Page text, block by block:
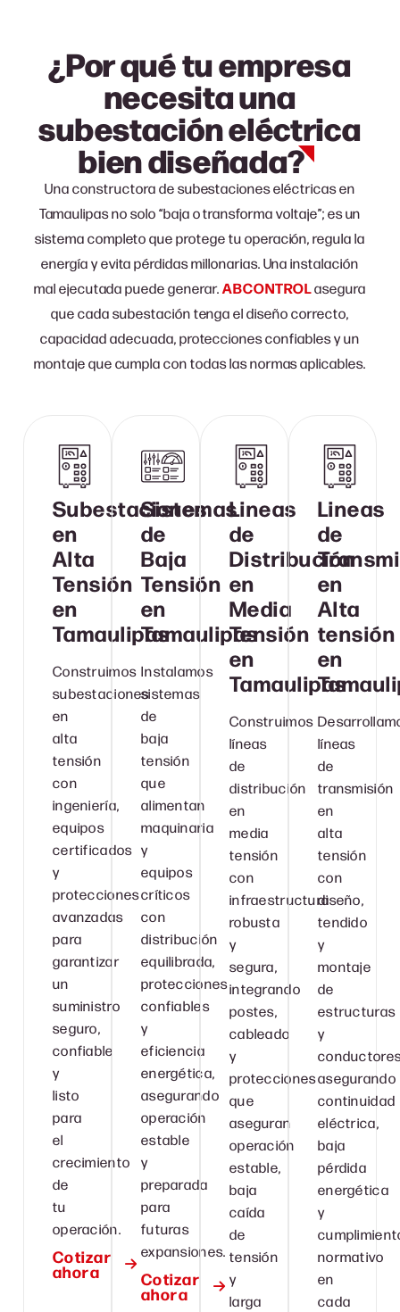
¿Por qué tu empresa
necesita una
subestación eléctrica
biendiseñada?
Una constructora de subestaciones eléctricas en
Tamaulipasno solo “baja o transforma voltaje”; es un
sistema completo que protege tu operación, regula la
energía y evita pérdidas millonarias. Una instalación
mal ejecutada puede generar.ABCONTROLasegura
que cada subestación tenga el diseño correcto,
capacidad adecuada, protecciones confiables y un
montaje que cumpla con todas las normas aplicables.
Subestaciones
en
Alta
Tensión
en
Tamaulipas
Construimos
subestaciones
en
alta
tensión
con
ingeniería,
equipos
certificados
y
protecciones
avanzadas
para
garantizar
un
suministro
seguro,
confiable
y
listo
para
el
crecimiento
de
tu
operación.
Cotizar
ahora
Sistemas
de
Baja
Tensión
en
Tamaulipas
Instalamos
sistemas
de
baja
tensión
que
alimentan
maquinaria
y
equipos
críticos
con
distribución
equilibrada,
protecciones
confiables
y
eficiencia
energética,
asegurando
operación
estable
y
preparada
para
futuras
expansiones.
Cotizar
ahora
Lineas
de
Distribución
en
Media
Tensión
en
Tamaulipas
Construimos
líneas
de
distribución
en
media
tensión
con
infraestructura
robusta
y
segura,
integrando
postes,
cableado
y
protecciones
que
aseguran
operación
estable,
baja
caída
de
tensión
y
larga
Lineas
de
en
Alta
tensión
en
líneas
de
transmisión
en
alta
tensión
con
diseño,
tendido
y
montaje
de
estructuras
y
asegurando
continuidad
eléctrica,
baja
pérdida
energética
y
normativo
en
cada